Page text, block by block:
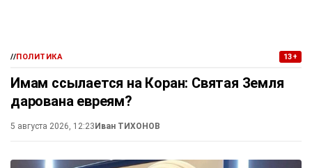
//ПОЛИТИКА 13+
Имам ссылается на Коран: Святая Земля
дарована евреям?
5 августа 2026, 12:23Иван ТИХОНОВ